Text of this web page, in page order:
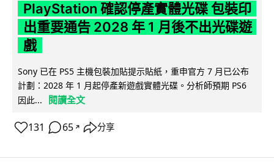
PlayStation 確認停產實體光碟 包裝印
出重要通告 2028 年 1 月後不出光碟遊
戲
Sony 已在 PS5 主機包裝加貼提示貼紙，重申官方 7 月已公布
計劃：2028 年 1 月起停產新遊戲實體光碟。分析師預期 PS6
因此...
閱讀全文
131 65 ↗ 分享